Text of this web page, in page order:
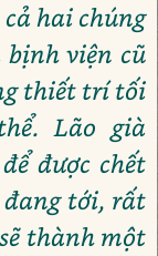
hai chúng
viện cũ
thiết trí tối
Lão già
được chết
đang tới, rất
thành một